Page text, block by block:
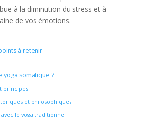
à la diminution du stress et à
de vos émotions.
à retenir
yoga somatique ?
principes
et philosophiques
le yoga traditionnel